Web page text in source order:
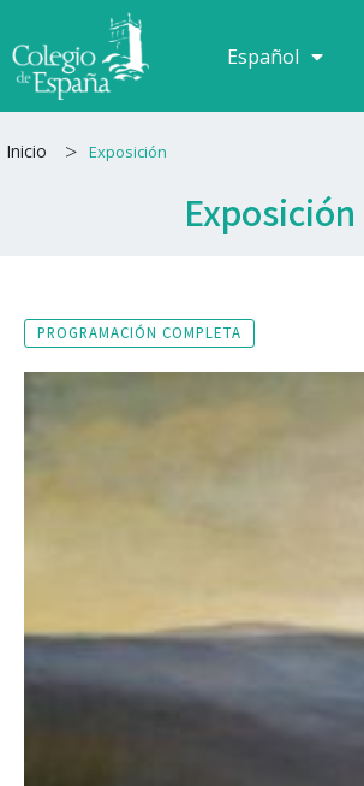
al
contenido
Español
Français
Inicio > Exposición
Exposición
PROGRAMACIÓN COMPLETA